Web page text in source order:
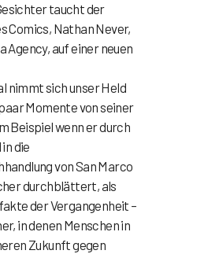
taucht der
Comics, Nathan Never,
Agency, auf einer neuen
nimmt sich unser Held
Momente von seiner
Beispiel wenn er durch
die
von San Marco
durchblättert, als
der Vergangenheit –
in denen Menschen in
Zukunft gegen